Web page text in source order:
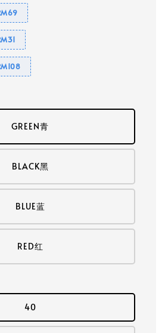
GREEN青
BLACK黑
BLUE蓝
RED红
40